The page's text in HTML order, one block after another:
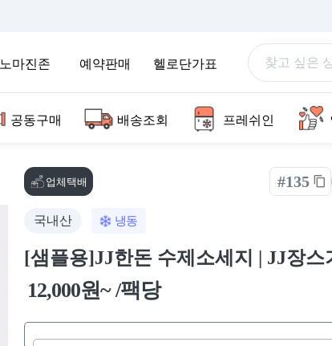
노마진존 예약판매 헬로단가표
공동구매 배송조회 프레쉬인
업체택배 #135
국내산 냉동
[샘플용]JJ한돈 수제소세지 | JJ장스
12,000원~ /팩당